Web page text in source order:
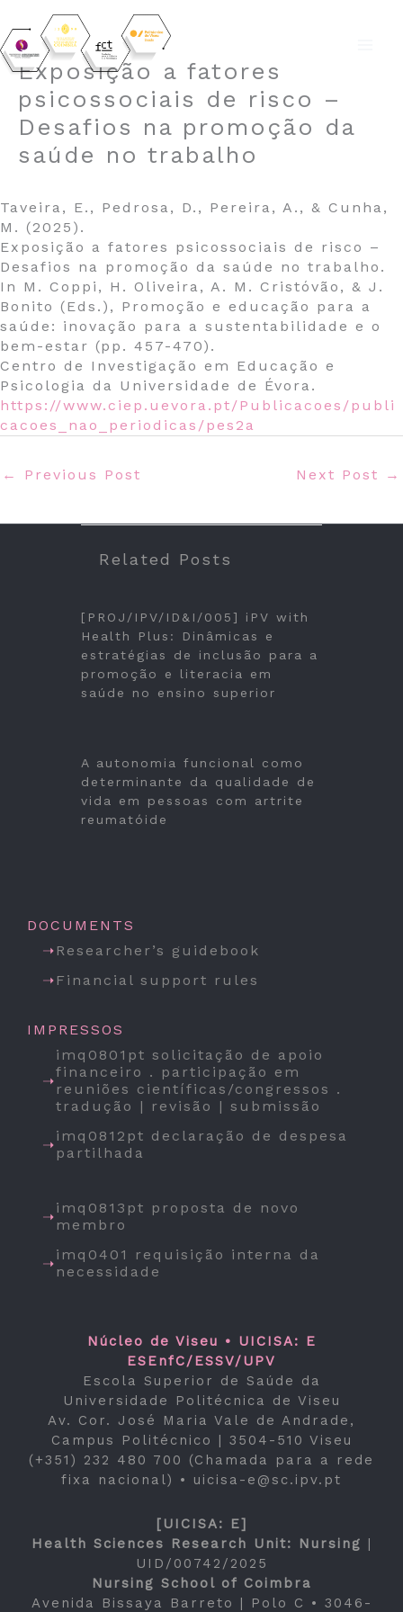
Skip
content
Exposição a fatores
psicossociais de risco –
Desafios na promoção da
saúde no trabalho
Taveira, E., Pedrosa, D., Pereira, A., & Cunha,
M. (2025).
Exposição a fatores psicossociais de risco –
Desafios na promoção da saúde no trabalho.
In M. Coppi, H. Oliveira, A. M. Cristóvão, & J.
Bonito (Eds.), Promoção e educação para a
saúde: inovação para a sustentabilidade e o
bem-estar (pp. 457-470).
Centro de Investigação em Educação e
Psicologia da Universidade de Évora.
https://www.ciep.uevora.pt/Publicacoes/publi
cacoes_nao_periodicas/pes2a
← Previous Post Next Post →
Related Posts
[PROJ/IPV/ID&I/005] iPV with
Health Plus: Dinâmicas e
estratégias de inclusão para a
promoção e literacia em
saúde no ensino superior
A autonomia funcional como
determinante da qualidade de
vida em pessoas com artrite
reumatóide
DOCUMENTS
Researcher’s guidebook
Financial support rules
IMPRESSOS
imq0801pt solicitação de apoio
financeiro . participação em
reuniões científicas/congressos .
tradução | revisão | submissão
imq0812pt declaração de despesa
partilhada
imq0813pt proposta de novo
membro
imq0401 requisição interna da
necessidade
Núcleo de Viseu • UICISA: E
ESEnfC/ESSV/UPV
Escola Superior de Saúde da
Universidade Politécnica de Viseu
Av. Cor. José Maria Vale de Andrade,
Campus Politécnico | 3504-510 Viseu
(+351) 232 480 700 (Chamada para a rede
fixa nacional) • uicisa-e@sc.ipv.pt
[UICISA: E]
Health Sciences Research Unit: Nursing |
UID/00742/2025
Nursing School of Coimbra
Avenida Bissaya Barreto | Polo C • 3046-